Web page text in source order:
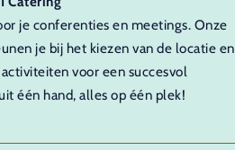
je conferenties en meetings. Onze
je bij het kiezen van de locatie en
voor een succesvol
één hand, alles op één plek!